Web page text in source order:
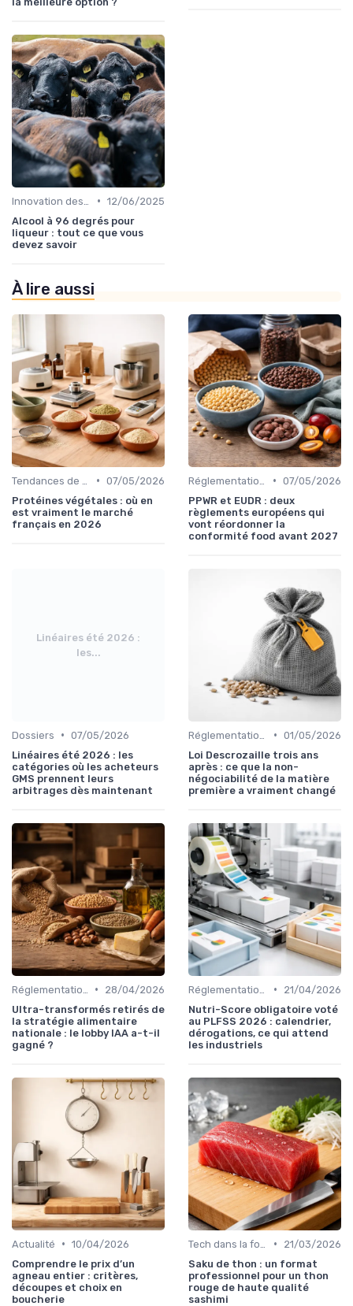
• 12/06/2025
Alcool à 96 degrés pour
liqueur : tout ce que vous
devez savoir
À lire aussi
• 07/05/2026
Protéines végétales : où en
est vraiment le marché
français en 2026
• 07/05/2026
PPWR et EUDR : deux
règlements européens qui
vont réordonner la
conformité food avant 2027
Linéaires été 2026 :
les...
Dossiers • 07/05/2026
Linéaires été 2026 : les
catégories où les acheteurs
GMS prennent leurs
arbitrages dès maintenant
• 01/05/2026
Loi Descrozaille trois ans
après : ce que la non-
négociabilité de la matière
première a vraiment changé
•
28/04/2026
Ultra-transformés retirés de
la stratégie alimentaire
nationale : le lobby IAA a-t-il
gagné ?
•
21/04/2026
Nutri-Score obligatoire voté
au PLFSS 2026 : calendrier,
dérogations, ce qui attend
les industriels
Actualité • 10/04/2026
Comprendre le prix d’un
agneau entier : critères,
découpes et choix en
boucherie
•
21/03/2026
Saku de thon : un format
professionnel pour un thon
rouge de haute qualité
sashimi